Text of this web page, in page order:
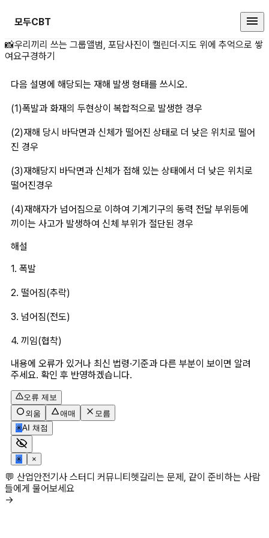
모두CBT
다음 설명에 해당되는 재해 발생
📸우리끼리 쓰는 그룹앨범, 포담사진이 캘린더·지도 위에 추억으로 쌓
여요구경하기
다음 설명에 해당되는 재해 발생 형태를 쓰시오.
(1)폭발과 화재의 두현상이 복합적으로 발생한 경우
(2)재해 당시 바닥면과 신체가 떨어진 상태로 더 낮은 위치로 떨어
진 경우
(3)재해당지 바닥면과 신체가 접해 있는 상태에서 더 낮은 위치로
떨어진경우
(4)재해자가 넘어짐으로 이하여 기계기구의 동력 전달 부위등에
끼이는 사고가 발생하여 신체 부위가 절단된 경우
해설
1. 폭발
2. 떨어짐(추락)
3. 넘어짐(전도)
4. 끼임(협착)
내용에 오류가 있거나 최신 법령·기준과 다른 부분이 보이면 알려
주세요. 확인 후 반영하겠습니다.
오류 제보
외움
애매
모름
✳AI 채점
✳ ×
💬 산업안전기사 스터디 커뮤니티헷갈리는 문제, 같이 준비하는 사람
들에게 물어보세요
→